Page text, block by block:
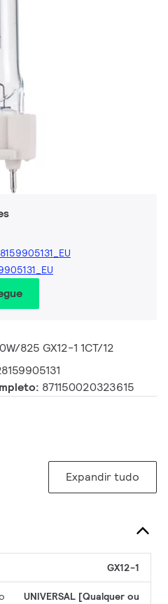
825 GX12-1 1CT/12
871150020323615
Expandir tudo
GX12-1
UNIVERSAL [Qualquer ou